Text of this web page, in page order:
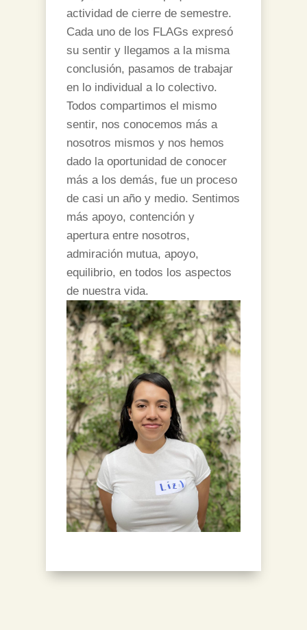
actividad de cierre de semestre.
Cada uno de los FLAGs expresó
su sentir y llegamos a la misma
conclusión, pasamos de trabajar
en lo individual a lo colectivo.
Todos compartimos el mismo
sentir, nos conocemos más a
nosotros mismos y nos hemos
dado la oportunidad de conocer
más a los demás, fue un proceso
de casi un año y medio. Sentimos
más apoyo, contención y
apertura entre nosotros,
admiración mutua, apoyo,
equilibrio, en todos los aspectos
de nuestra vida.